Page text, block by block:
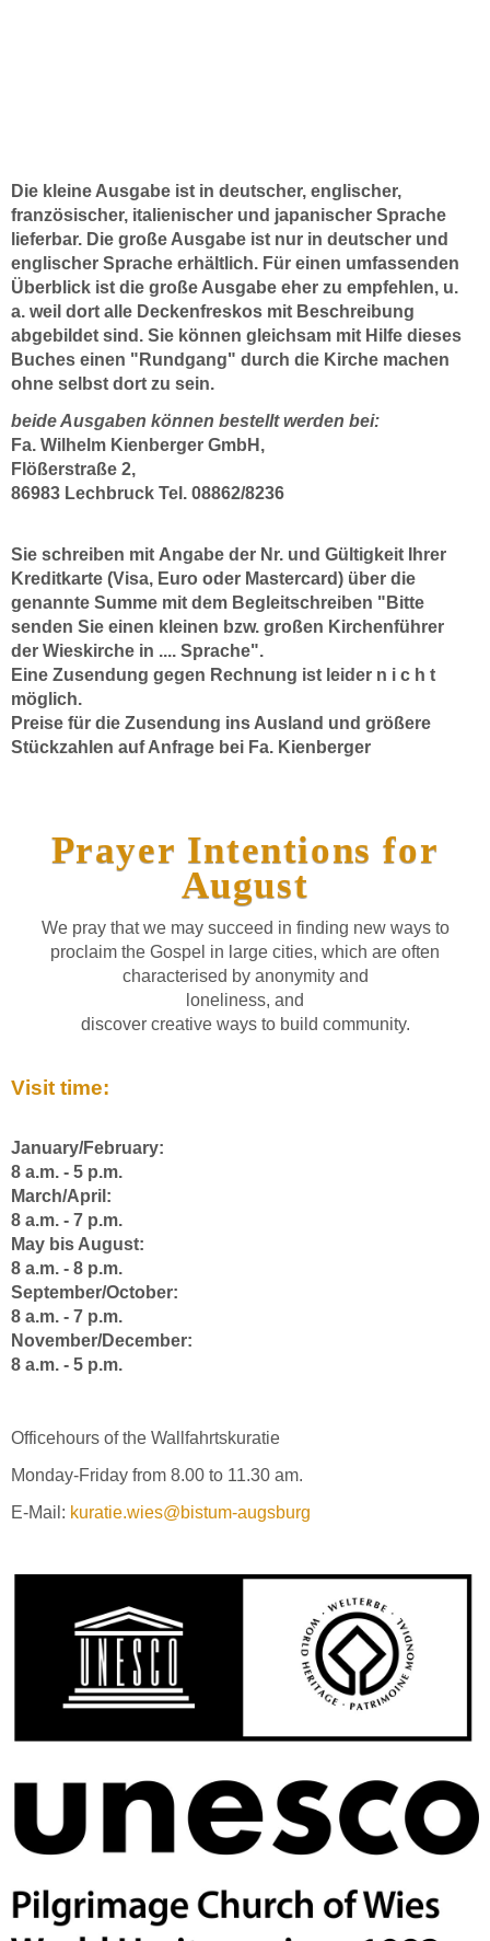
Die kleine Ausgabe ist in deutscher, englischer,
französischer, italienischer und japanischer Sprache
lieferbar. Die große Ausgabe ist nur in deutscher und
englischer Sprache erhältlich. Für einen umfassenden
Überblick ist die große Ausgabe eher zu empfehlen, u.
a. weil dort alle Deckenfreskos mit Beschreibung
abgebildet sind. Sie können gleichsam mit Hilfe dieses
Buches einen "Rundgang" durch die Kirche machen
ohne selbst dort zu sein.
beide Ausgaben können bestellt werden bei:
Fa. Wilhelm Kienberger GmbH,
Flößerstraße 2,
86983 Lechbruck Tel. 08862/8236
Sie schreiben mit Angabe der Nr. und Gültigkeit Ihrer
Kreditkarte (Visa, Euro oder Mastercard) über die
genannte Summe mit dem Begleitschreiben "Bitte
senden Sie einen kleinen bzw. großen Kirchenführer
der Wieskirche in .... Sprache".
Eine Zusendung gegen Rechnung ist leider n i c h t
möglich.
Preise für die Zusendung ins Ausland und größere
Stückzahlen auf Anfrage bei Fa. Kienberger
Prayer Intentions for
August
We pray that we may succeed in finding new ways to
proclaim the Gospel in large cities, which are often
characterised by anonymity and
loneliness, and
discover creative ways to build community.
Visit time:
January/February:
8 a.m. - 5 p.m.
March/April:
8 a.m. - 7 p.m.
May bis August:
8 a.m. - 8 p.m.
September/October:
8 a.m. - 7 p.m.
November/December:
8 a.m. - 5 p.m.
Officehours of the Wallfahrtskuratie
Monday-Friday from 8.00 to 11.30 am.
E-Mail: kuratie.wies@bistum-augsburg